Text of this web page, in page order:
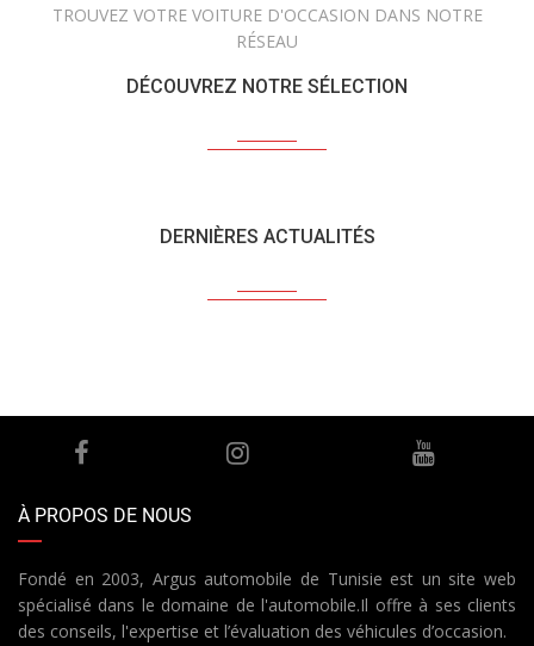
TROUVEZ VOTRE VOITURE D'OCCASION DANS NOTRE
RÉSEAU
DÉCOUVREZ NOTRE SÉLECTION
DERNIÈRES ACTUALITÉS
À PROPOS DE NOUS
Fondé en 2003, Argus automobile de Tunisie est un site web
spécialisé dans le domaine de l'automobile.Il offre à ses clients
des conseils, l'expertise et l’évaluation des véhicules d’occasion.